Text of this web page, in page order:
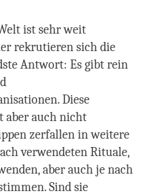
ist sehr weit
rekrutieren sich die
Antwort: Es gibt rein
Diese
aber auch nicht
zerfallen in weitere
verwendeten Rituale,
aber auch je nach
Sind sie